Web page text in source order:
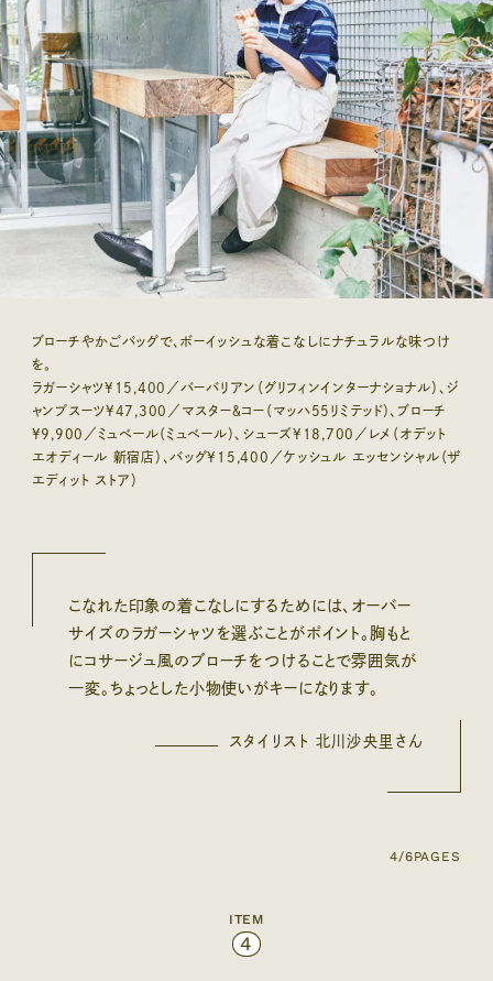
ブローチやかごバッグで、ボーイッシュな着こなしにナチュラルな味つけ
を。
ラガーシャツ¥15,400／バーバリアン（グリフィンインターナショナル）、ジ
ャンプスーツ¥47,300／マスター＆コー（マッハ55リミテッド）、ブローチ
¥9,900／ミュベール（ミュベール）、シューズ¥18,700／レメ（オデット
エオディール 新宿店）、バッグ¥15,400／ケッシュル エッセンシャル（ザ
エディット ストア）
こなれた印象の着こなしにするためには、オーバー
サイズのラガーシャツを選ぶことがポイント。胸もと
にコサージュ風のブローチをつけることで雰囲気が
一変。ちょっとした小物使いがキーになります。
スタイリスト 北川沙央里さん
4/6PAGES
ITEM
4